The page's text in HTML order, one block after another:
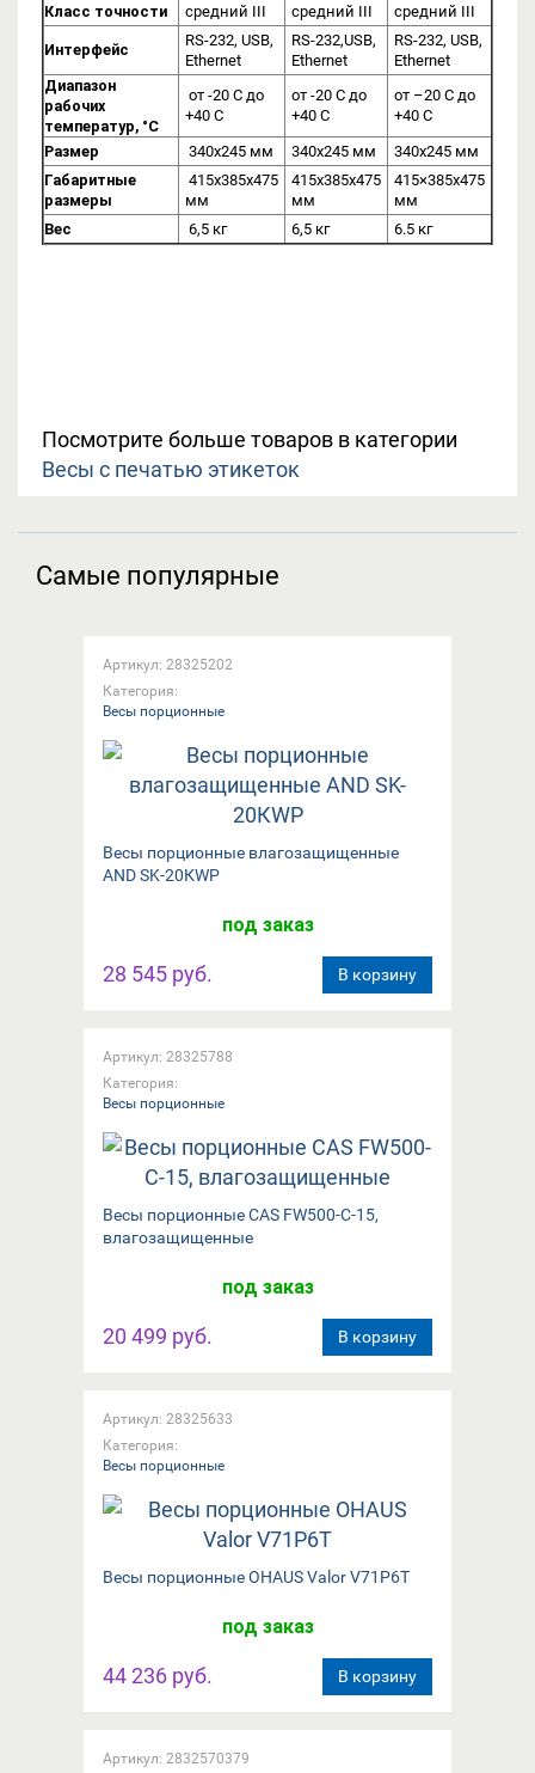
Класс точности
средний III средний III средний III
Интерфейс
RS-232, USB,
Ethernet
RS-232,USB,
Ethernet
RS-232, USB,
Ethernet
Диапазон
рабочих
температур, °С
от -20 С до
+40 С
от -20 С до
+40 С
от –20 C до
+40 C
Размер
340х245 мм 340х245 мм
340х245 мм
Габаритные
размеры
415х385х475
мм
415х385х475
мм
415×385х475
мм
Вес
6,5 кг 6,5 кг 6.5 кг
Посмотрите больше товаров в категории
Весы с печатью этикеток
Самые популярные
Артикул: 28325202
Категория:
Весы порционные
Вeсы порционные влагозащищенные
AND SK-20КWP
под заказ
28 545 руб. В корзину
Артикул: 28325788
Категория:
Весы порционные
Весы порционные CAS FW500-C-15,
влагозащищенные
под заказ
20 499 руб. В корзину
Артикул: 28325633
Категория:
Весы порционные
Весы порционные OHAUS Valor V71P6T
под заказ
44 236 руб. В корзину
Артикул: 2832570379